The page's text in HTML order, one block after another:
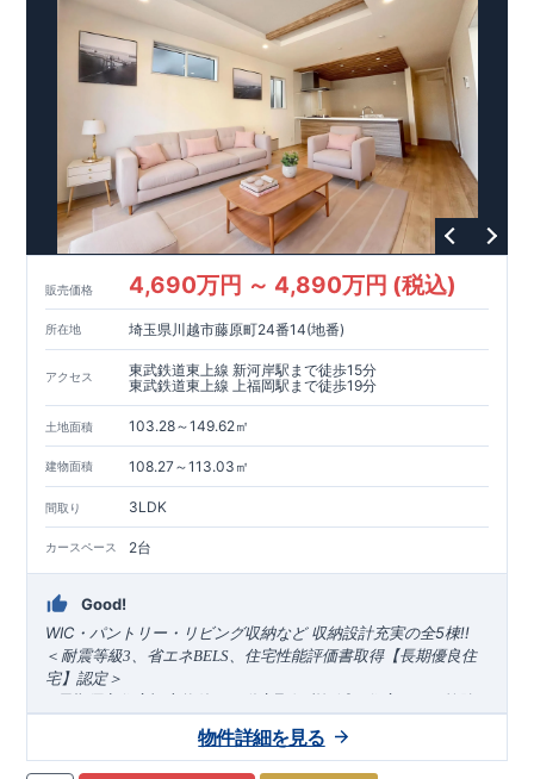
ギー性⑥居住環境⑦維持保全管理
そのほかの魅力として、住宅ローン金利優遇、固定資産税の減
税、中古市場での売却時にも有利です。 ■住宅性能評価ダブル
もっと詳しく
「設計」と「建設」のダブルで性
能を評価されています！図面を第三者機関へ提出します。外部
回、竣工時に
回の現場検査が行われま
す。構造の安定・劣化の軽減・維持管理への配慮・温熱環境・
エネルギー消費量の必須4 分野、空気環境で、最高等級取得！
耐震等級3 もっと詳しく 東栄住宅の建物は、国が定めた耐
震最高等級
を取得。建築基準法に定められた、｢数百年に一度
発生する地震に対して、倒壊、崩壊しない｣という基準から、さ
らに1.5倍の耐震力を達成しています。 ■耐風等級 2 災害時の損
傷の受けにくさを評価されています。建築基準法に定められて
いる暴風による力（500年に 度）のさらに1.2倍の暴風に対して
も損傷を生じないことで耐風最高等級 2を取得しています。
社一貫体制もっと詳しく 東栄住宅は土地の仕入れ、設計、施
工、販売、メンテナンスまで、すべてのプロセスに携わってい
アフターサポートもっと詳しく
ことができる住宅の品質を長期にわたり維持するには、定期的
な点検を実施することが重要です。 最大60年間の保証制度がご
ざいます。もちろん、定期点検以外でも万一不具合が発生した
当社こだわりの空間アイディアを ショート動画 で
ここをクリック
販売価格 4,690万円 ～ 4,890万円 (税込)
所在地 埼玉県川越市藤原町24番14(地番)
アクセス
東武鉄道東上線 新河岸駅まで徒歩15分
東武鉄道東上線 上福岡駅まで徒歩19分
土地面積 103.28～149.62㎡
建物面積 108.27～113.03㎡
間取り 3LDK
カースペース 2台
Good!
WIC・パントリー・リビング収納など 収納設計充実の全5棟!!
＜ 耐震等級3 、省エネBELS 、住宅性能評価書取得【長期優良住
宅】認定＞
長期優良住宅認定物件で不動産取得税軽減、住宅ローン控除
BELS、住宅性能評価書取得の安心な暮らし
物件詳細を見る